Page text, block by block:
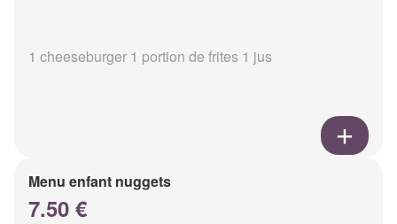
1 cheeseburger 1 portion de frites 1 jus
Menu enfant nuggets
7.50 €